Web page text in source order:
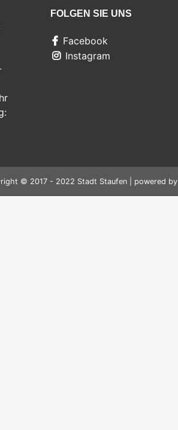
FOLGEN SIE UNS
Facebook
Instagram
© 2017 - 2022 Stadt Staufen | powered by